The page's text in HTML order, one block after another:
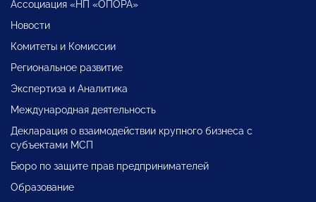
Ассоциация «НП «ОПОРА»
Новости
Комитеты и Комиссии
Региональное развитие
Экспертиза и Аналитика
Международная деятельность
Декларация о взаимодействии крупного бизнеса с
субъектами МСП
Бюро по защите прав предпринимателей
Образование